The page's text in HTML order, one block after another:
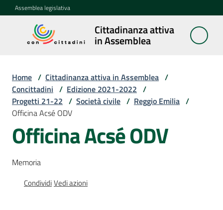
Vai al contenuto
Vai alla navigazione
Vai al footer
Assemblea legislativa
Cittadinanza attiva
in Assemblea
Cittadinanza
attiva in
Concittadini
Menu selezionato
Porte
aperte
Assemblea
Home / Cittadinanza attiva in Assemblea /
Concittadini / Edizione 2021-2022 /
Progetti 21-22 / Società civile / Reggio Emilia /
Officina Acsé ODV
Officina Acsé ODV
Memoria
CondividiVedi azioni